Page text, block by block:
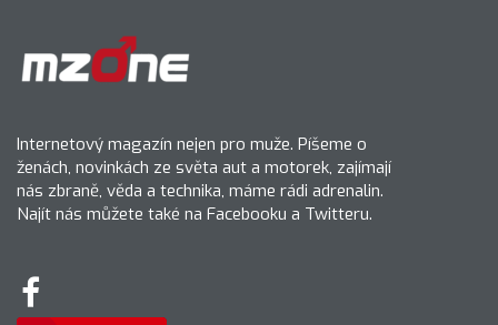
Internetový magazín nejen pro muže. Píšeme o
ženách, novinkách ze světa aut a motorek, zajímají
nás zbraně, věda a technika, máme rádi adrenalin.
Najít nás můžete také na Facebooku a Twitteru.